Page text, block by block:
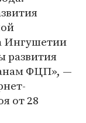
Ингушетии
развития
ФЦП», —
от 28